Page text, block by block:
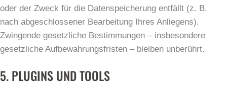
oder der Zweck für die Datenspeicherung entfällt (z. B.
nach abgeschlossener Bearbeitung Ihres Anliegens).
Zwingende gesetzliche Bestimmungen – insbesondere
gesetzliche Aufbewahrungsfristen – bleiben unberührt.
5. PLUGINS UND TOOLS